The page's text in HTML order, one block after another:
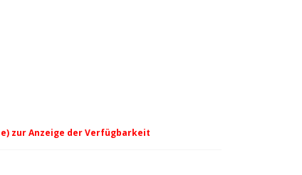
zur Anzeige der Verfügbarkeit